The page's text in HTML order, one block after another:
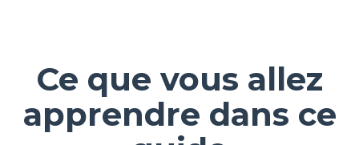
Ce que vous allez
apprendre dans ce